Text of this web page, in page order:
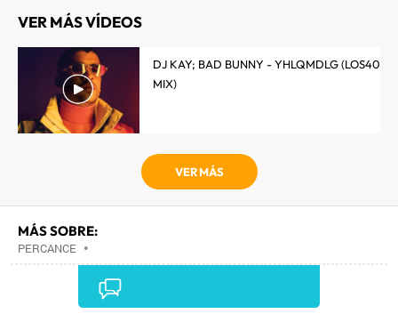
VER MÁS VÍDEOS
DJ KAY; BAD BUNNY - YHLQMDLG (LOS40
MIX)
VER MÁS
MÁS SOBRE:
PERCANCE •